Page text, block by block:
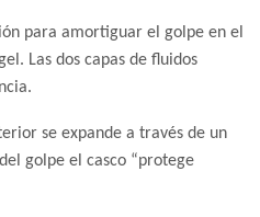
para amortiguar el golpe en el
Las dos capas de fluidos
se expande a través de un
golpe el casco “protege